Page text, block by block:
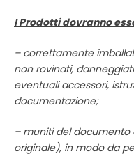
I Prodotti dovranno
– correttamente
non rovinati,
eventuali accessori,
documentazione;
– muniti del documento
originale), in modo da